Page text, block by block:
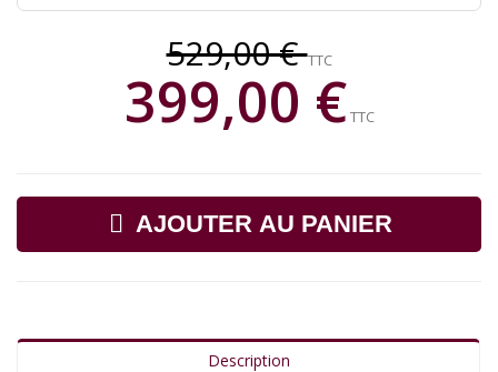
529,00 €TTC
399,00 €TTC
AJOUTER AU PANIER
Description